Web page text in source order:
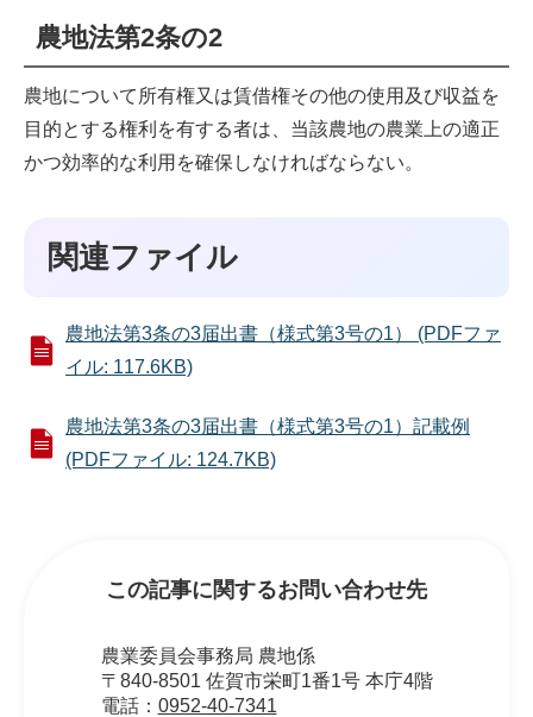
農地法第2条の2
農地について所有権又は賃借権その他の使用及び収益を
目的とする権利を有する者は、当該農地の農業上の適正
かつ効率的な利用を確保しなければならない。
関連ファイル
農地法第3条の3届出書（様式第3号の1） (PDFファ
イル: 117.6KB)
農地法第3条の3届出書（様式第3号の1）記載例
(PDFファイル: 124.7KB)
この記事に関するお問い合わせ先
農業委員会事務局 農地係
〒840-8501 佐賀市栄町1番1号 本庁4階
電話： 0952-40-7341